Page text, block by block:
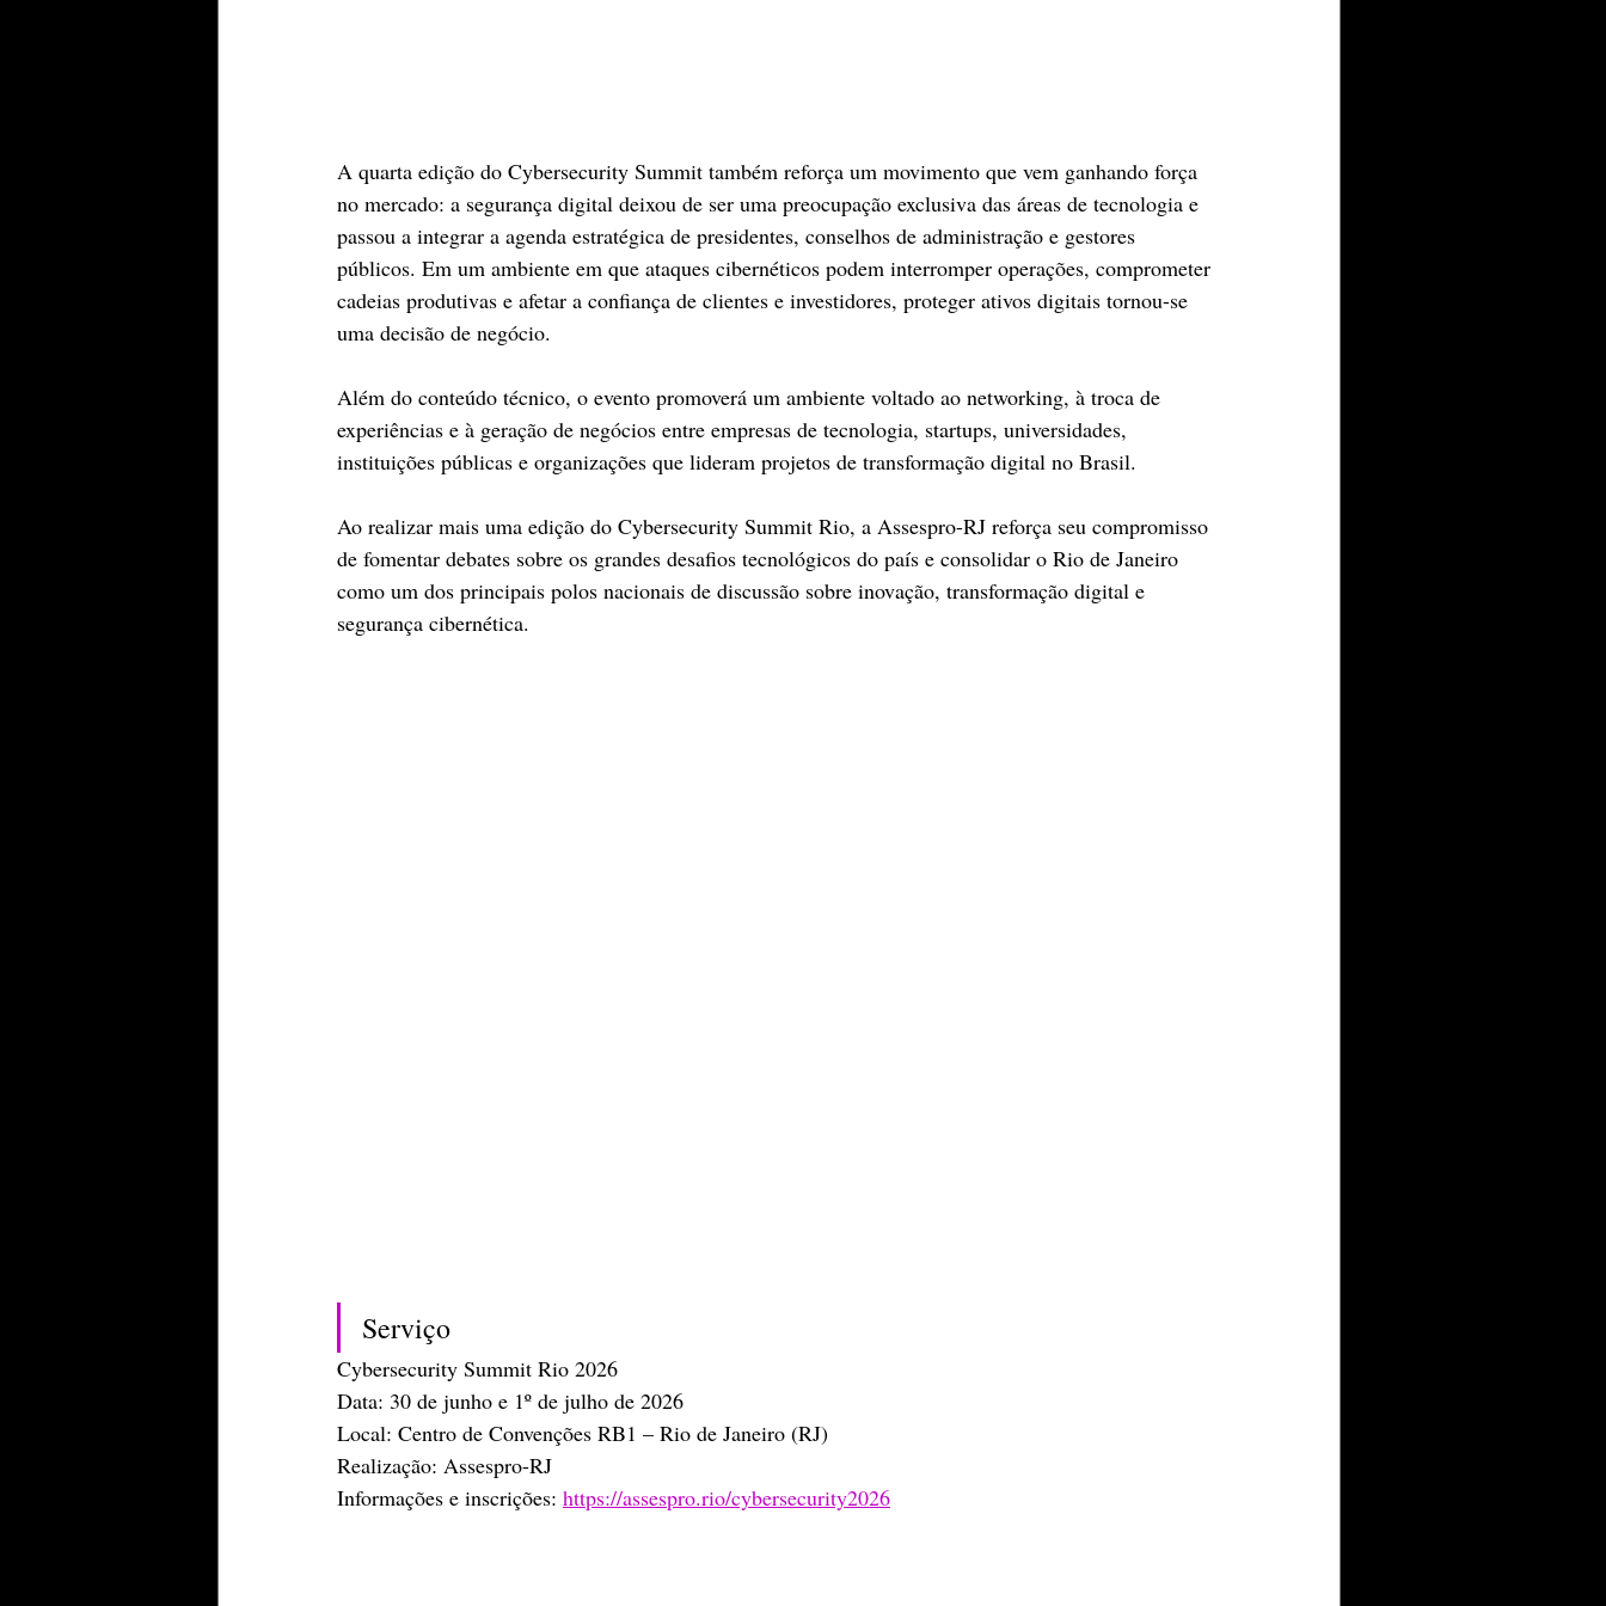
A quarta edição do Cybersecurity Summit também reforça um movimento que vem ganhando força
no mercado: a segurança digital deixou de ser uma preocupação exclusiva das áreas de tecnologia e
passou a integrar a agenda estratégica de presidentes, conselhos de administração e gestores
públicos. Em um ambiente em que ataques cibernéticos podem interromper operações, comprometer
cadeias produtivas e afetar a confiança de clientes e investidores, proteger ativos digitais tornou-se
uma decisão de negócio.
Além do conteúdo técnico, o evento promoverá um ambiente voltado ao networking, à troca de
experiências e à geração de negócios entre empresas de tecnologia, startups, universidades,
instituições públicas e organizações que lideram projetos de transformação digital no Brasil.
Ao realizar mais uma edição do Cybersecurity Summit Rio, a Assespro-RJ reforça seu compromisso
de fomentar debates sobre os grandes desafios tecnológicos do país e consolidar o Rio de Janeiro
como um dos principais polos nacionais de discussão sobre inovação, transformação digital e
segurança cibernética.
Serviço
Cybersecurity Summit Rio 2026
Data: 30 de junho e 1º de julho de 2026
Local: Centro de Convenções RB1 – Rio de Janeiro (RJ)
Realização: Assespro-RJ
Informações e inscrições: https://assespro.rio/cybersecurity2026